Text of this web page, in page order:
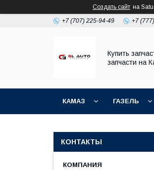
Создать сайт на
+7 (707) 225-94-49 +7
Купить
запчасти на
КАМАЗ ГАЗЕЛЬ
КОНТАКТЫ